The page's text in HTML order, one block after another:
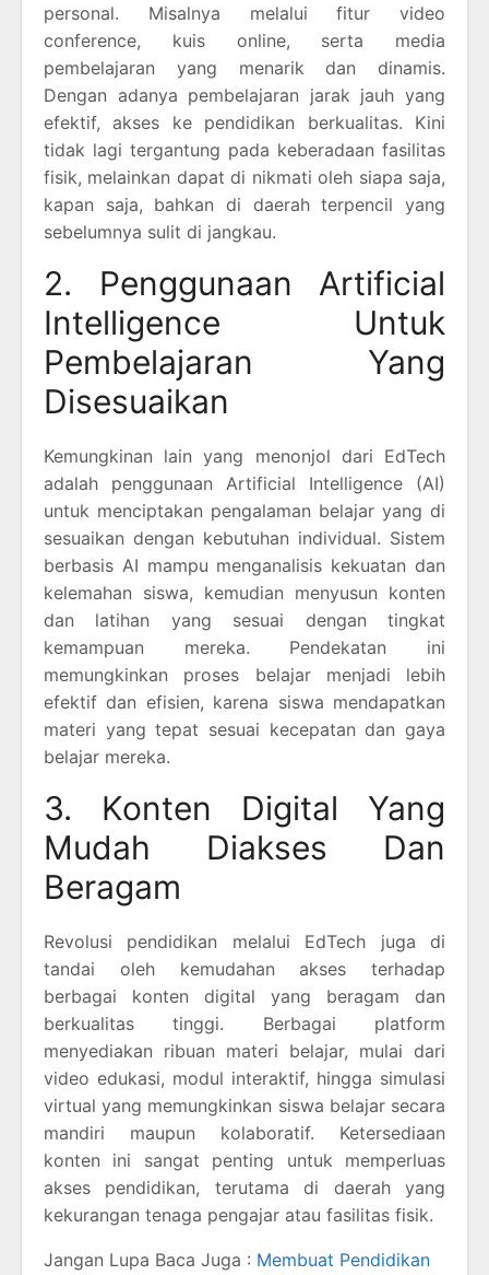
personal. Misalnya melalui fitur video
conference, kuis online, serta media
pembelajaran yang menarik dan dinamis.
Dengan adanya pembelajaran jarak jauh yang
efektif, akses ke pendidikan berkualitas. Kini
tidak lagi tergantung pada keberadaan fasilitas
fisik, melainkan dapat di nikmati oleh siapa saja,
kapan saja, bahkan di daerah terpencil yang
sebelumnya sulit di jangkau.
2. Penggunaan Artificial
Intelligence Untuk
Pembelajaran Yang
Disesuaikan
Kemungkinan lain yang menonjol dari EdTech
adalah penggunaan Artificial Intelligence (AI)
untuk menciptakan pengalaman belajar yang di
sesuaikan dengan kebutuhan individual. Sistem
berbasis AI mampu menganalisis kekuatan dan
kelemahan siswa, kemudian menyusun konten
dan latihan yang sesuai dengan tingkat
kemampuan mereka. Pendekatan ini
memungkinkan proses belajar menjadi lebih
efektif dan efisien, karena siswa mendapatkan
materi yang tepat sesuai kecepatan dan gaya
belajar mereka.
3. Konten Digital Yang
Mudah Diakses Dan
Beragam
Revolusi pendidikan melalui EdTech juga di
tandai oleh kemudahan akses terhadap
berbagai konten digital yang beragam dan
berkualitas tinggi. Berbagai platform
menyediakan ribuan materi belajar, mulai dari
video edukasi, modul interaktif, hingga simulasi
virtual yang memungkinkan siswa belajar secara
mandiri maupun kolaboratif. Ketersediaan
konten ini sangat penting untuk memperluas
akses pendidikan, terutama di daerah yang
kekurangan tenaga pengajar atau fasilitas fisik.
Jangan Lupa Baca Juga : Membuat Pendidikan